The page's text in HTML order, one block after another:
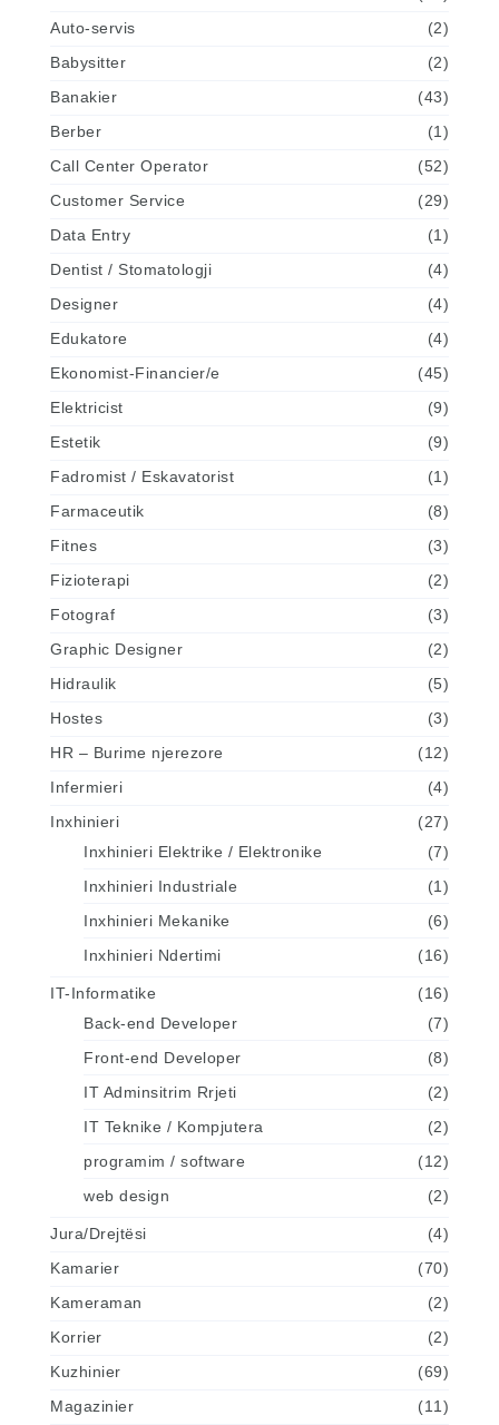
Auto-servis
(2)
Babysitter
(2)
Banakier
(43)
Berber
(1)
Call Center Operator
(52)
Customer Service
(29)
Data Entry
(1)
Dentist / Stomatologji
(4)
Designer
(4)
Edukatore
(4)
Ekonomist-Financier/e
(45)
Elektricist
(9)
Estetik
(9)
Fadromist / Eskavatorist
(1)
Farmaceutik
(8)
Fitnes
(3)
Fizioterapi
(2)
Fotograf
(3)
Graphic Designer
(2)
Hidraulik
(5)
Hostes
(3)
HR – Burime njerezore
(12)
Infermieri
(4)
Inxhinieri
(27)
Inxhinieri Elektrike / Elektronike
(7)
Inxhinieri Industriale
(1)
Inxhinieri Mekanike
(6)
Inxhinieri Ndertimi
(16)
IT-Informatike
(16)
Back-end Developer
(7)
Front-end Developer
(8)
IT Adminsitrim Rrjeti
(2)
IT Teknike / Kompjutera
(2)
programim / software
(12)
web design
(2)
Jura/Drejtësi
(4)
Kamarier
(70)
Kameraman
(2)
Korrier
(2)
Kuzhinier
(69)
Magazinier
(11)